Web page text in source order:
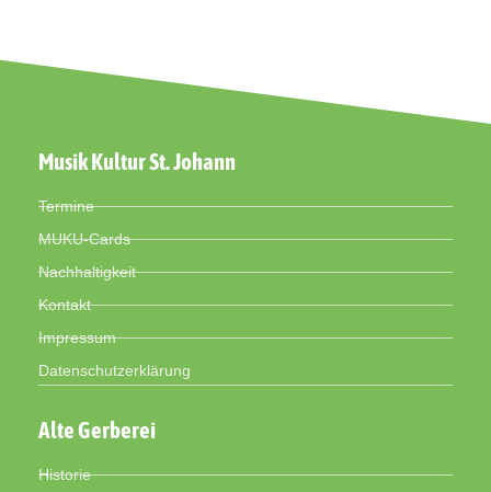
Musik Kultur St. Johann
Termine
MUKU-Cards
Nachhaltigkeit
Kontakt
Impressum
Datenschutzerklärung
Alte Gerberei
Historie